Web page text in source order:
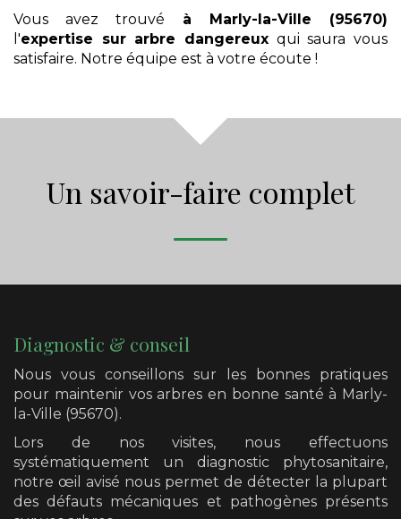
Vous avez trouvé à Marly-la-Ville (95670)
l'expertise sur arbre dangereux qui saura vous
satisfaire. Notre équipe est à votre écoute !
Un savoir-faire complet
Diagnostic & conseil
Nous vous conseillons sur les bonnes pratiques
pour maintenir vos arbres en bonne santéà Marly-
la-Ville (95670).
Lors de nos visites, nous effectuons
systématiquement un diagnostic phytosanitaire,
notre œil avisé nous permet de détecter la plupart
des défauts mécaniques et pathogènes présents